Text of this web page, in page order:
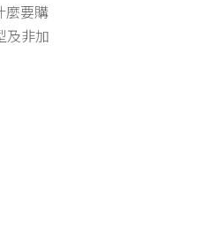
麼要購
及非加